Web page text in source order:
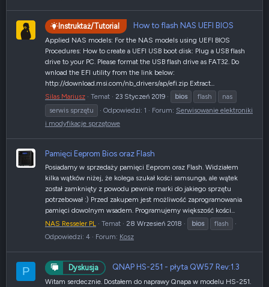
Instruktaż/Tutorial How to flash NAS UEFI BIOS
Applied NAS models: For the NAS models using UEFI BIOS
Procedures: How to create a UEFI USB boot disk: Plug a USB flash
drive to your PC. Please format the USB flash drive as FAT32. Do
wnload the EFI utility from the link below:
http://download.msi.com/nb_drivers/ap/efi.zip Extract...
Silas Mariusz
Temat 23 Styczeń 2019 bios flash
nas
serwis sprzętu
Odpowiedzi: 1 Forum: Serwisowanie elektroniki
i modyfikacje sprzętowe
Pamięci Eeprom Bios oraz Flash
Posiadamy w sprzedaży pamięci Eeprom oraz Flash. Widziałem
kilka wątków niżej, że kolega szukał kości samsunga, ale wątek
został zamknięty z powodu pewnie marki do jakiego sprzętu
potrzebował :) Przed zakupem jest możliwość zaprogramowania
pamięci dowolnym wsadem. Programujemy większość kości...
NAS Resseler PL
Temat 28 Wrzesień 2018 bios
flash
Odpowiedzi: 4
Forum: Kosz
P Dyskusja QNAP HS-251 - płyta QW57 Rev:1.3
Witam serdecznie. Dostałem do naprawy Qnapa w modelu HS-251.